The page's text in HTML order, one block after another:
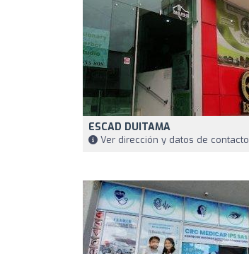
ESCAD DUITAMA
Ver dirección y datos de contacto